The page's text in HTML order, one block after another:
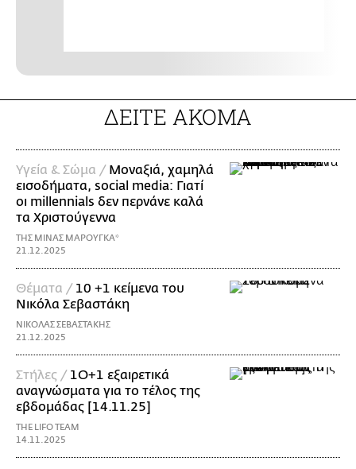
ΔΕΙΤΕ ΑΚΟΜΑ
Υγεία & Σώμα / Μοναξιά, χαμηλά
εισοδήματα, social media: Γιατί
οι millennials δεν περνάνε καλά
τα Χριστούγεννα
ΤΗΣ ΜΙΝΑΣ ΜΑΡΟΥΓΚΑ*
21.12.2025
Θέματα / 10 +1 κείμενα του
Νικόλα Σεβαστάκη
ΝΙΚΟΛΑΣ ΣΕΒΑΣΤΑΚΗΣ
21.12.2025
Στήλες / 1Ο+1 εξαιρετικά
αναγνώσματα για το τέλος της
εβδομάδας [14.11.25]
THE LIFO TEAM
14.11.2025